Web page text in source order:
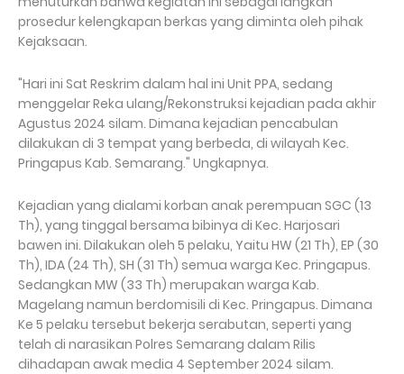
prosedur kelengkapan berkas yang diminta oleh pihak
Kejaksaan.
"Hari ini Sat Reskrim dalam hal ini Unit PPA, sedang
menggelar Reka ulang/Rekonstruksi kejadian pada akhir
Agustus 2024 silam. Dimana kejadian pencabulan
dilakukan di 3 tempat yang berbeda, di wilayah Kec.
Pringapus Kab. Semarang." Ungkapnya.
Kejadian yang dialami korban anak perempuan SGC (13
Th), yang tinggal bersama bibinya di Kec. Harjosari
bawen ini. Dilakukan oleh 5 pelaku, Yaitu HW (21 Th), EP (30
Th), IDA (24 Th), SH (31 Th) semua warga Kec. Pringapus.
Sedangkan MW (33 Th) merupakan warga Kab.
Magelang namun berdomisili di Kec. Pringapus. Dimana
Ke 5 pelaku tersebut bekerja serabutan, seperti yang
telah di narasikan Polres Semarang dalam Rilis
dihadapan awak media 4 September 2024 silam.